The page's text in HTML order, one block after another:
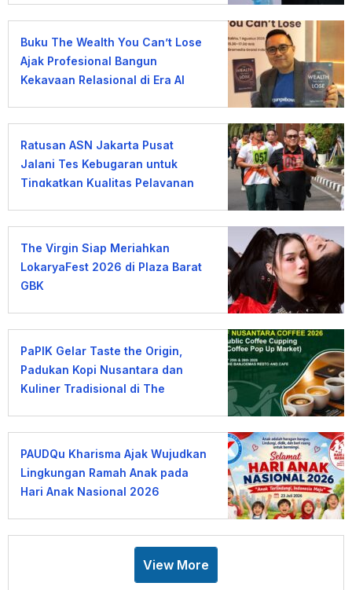
Buku The Wealth You Can’t Lose
Ajak Profesional Bangun
Kekayaan Relasional di Era AI
Ratusan ASN Jakarta Pusat
Jalani Tes Kebugaran untuk
Tingkatkan Kualitas Pelayanan
The Virgin Siap Meriahkan
LokaryaFest 2026 di Plaza Barat
GBK
PaPIK Gelar Taste the Origin,
Padukan Kopi Nusantara dan
Kuliner Tradisional di The
PAUDQu Kharisma Ajak Wujudkan
Lingkungan Ramah Anak pada
Hari Anak Nasional 2026
View More